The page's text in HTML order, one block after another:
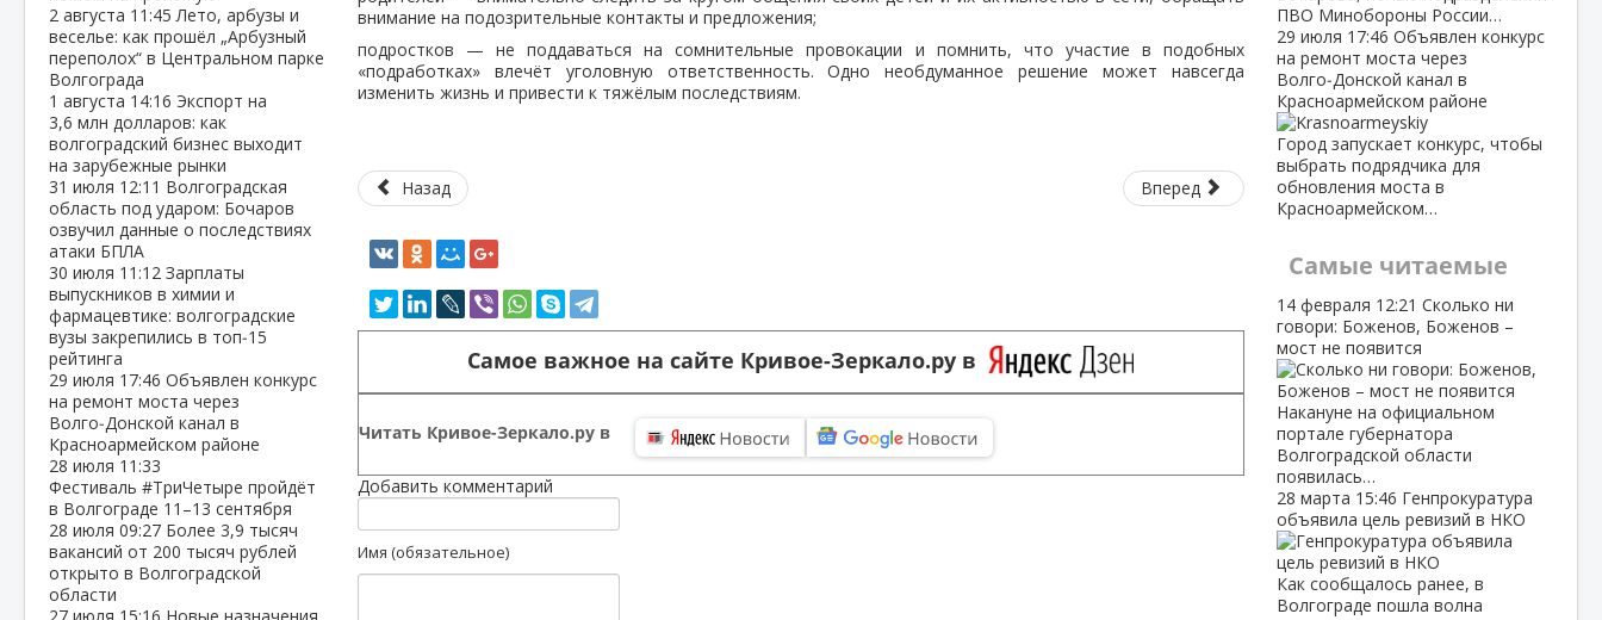
2 августа 11:45Лето, арбузы и
веселье: как прошёл „Арбузный
переполох“ в Центральном парке
Волгограда
1 августа 14:16 Экспорт на
3,6 млн долларов: как
волгоградский бизнес выходит
на зарубежные рынки
31 июля 12:11 Волгоградская
область под ударом: Бочаров
озвучил данные о последствиях
атаки БПЛА
30 июля 11:12 Зарплаты
выпускников в химии и
фармацевтике: волгоградские
вузы закрепились в топ‑15
рейтинга
29 июля 17:46 Объявлен конкурс
на ремонт моста через
Волго‑Донской канал в
Красноармейском районе
28 июля 11:33
Фестиваль #ТриЧетыре пройдёт
в Волгограде 11–13 сентября
28 июля 09:27 Более 3,9 тысяч
вакансий от 200 тысяч рублей
открыто в Волгоградской
области
внимание на подозрительные контакты и предложения;
подростков — не поддаваться на сомнительные провокации и помнить, что участие в подобных
«подработках» влечёт уголовную ответственность. Одно необдуманное решение может навсегда
изменить жизнь и привести к тяжёлым последствиям.
Назад Вперед
Самое важное на сайте Кривое-Зеркало.ру в
Читать Кривое-Зеркало.ру в
Добавить комментарий
Имя (обязательное)
ПВО Минобороны России…
29 июля 17:46 Объявлен конкурс
на ремонт моста через
Волго‑Донской канал в
Красноармейском районе
Город запускает конкурс, чтобы
выбрать подрядчика для
обновления моста в
Красноармейском…
Самые читаемые
14 февраля 12:21 Сколько ни
говори: Боженов, Боженов –
мост не появится
Накануне на официальном
портале губернатора
Волгоградской области
появилась…
28 марта 15:46 Генпрокуратура
объявила цель ревизий в НКО
Как сообщалось ранее, в
Волгограде пошла волна